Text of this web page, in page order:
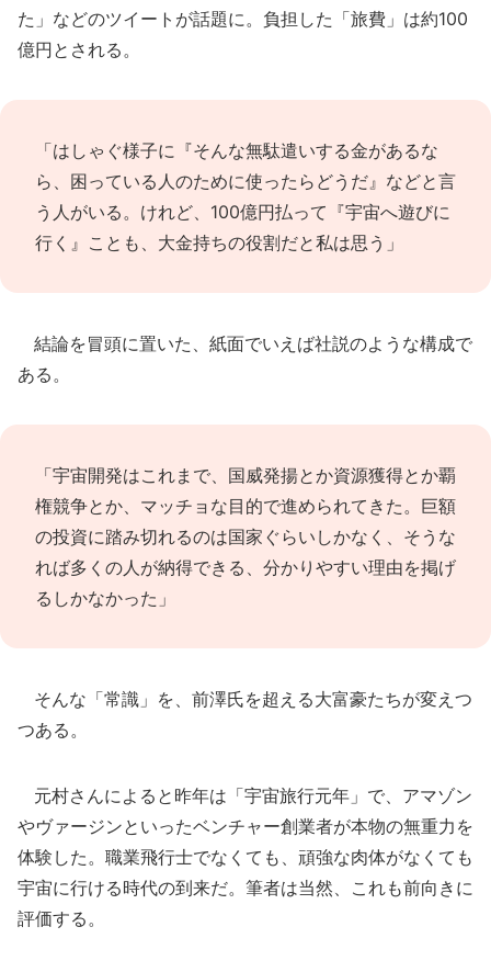
た」などのツイートが話題に。負担した「旅費」は約100
億円とされる。
「はしゃぐ様子に『そんな無駄遣いする金があるな
ら、困っている人のために使ったらどうだ』などと言
う人がいる。けれど、100億円払って『宇宙へ遊びに
行く』ことも、大金持ちの役割だと私は思う」
結論を冒頭に置いた、紙面でいえば社説のような構成で
ある。
「宇宙開発はこれまで、国威発揚とか資源獲得とか覇
権競争とか、マッチョな目的で進められてきた。巨額
の投資に踏み切れるのは国家ぐらいしかなく、そうな
れば多くの人が納得できる、分かりやすい理由を掲げ
るしかなかった」
そんな「常識」を、前澤氏を超える大富豪たちが変えつ
つある。
元村さんによると昨年は「宇宙旅行元年」で、アマゾン
やヴァージンといったベンチャー創業者が本物の無重力を
体験した。職業飛行士でなくても、頑強な肉体がなくても
宇宙に行ける時代の到来だ。筆者は当然、これも前向きに
評価する。